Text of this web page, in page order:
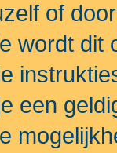
of
wordt dit
een